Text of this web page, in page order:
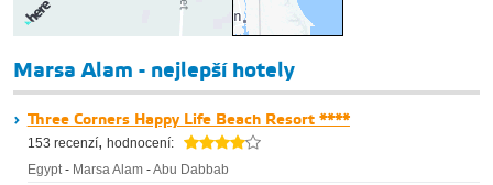
Marsa Alam - nejlepší hotely
Three Corners Happy Life Beach Resort ****
153 recenzí, hodnocení:
Egypt - Marsa Alam -Abu Dabbab